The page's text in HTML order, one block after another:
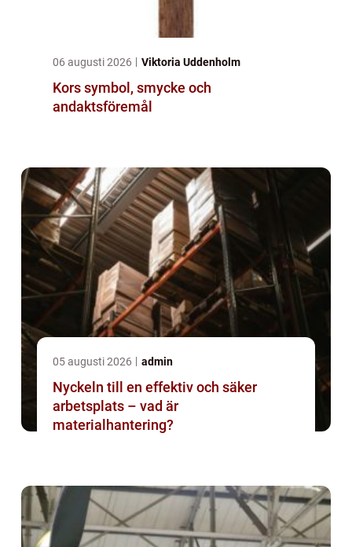
06 augusti 2026 Viktoria Uddenholm
Kors symbol, smycke och
andaktsföremål
05 augusti 2026 admin
Nyckeln till en effektiv och säker
arbetsplats – vad är
materialhantering?